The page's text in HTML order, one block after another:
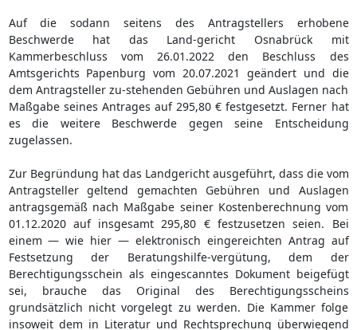
Auf die sodann seitens des Antragstellers erhobene
Beschwerde hat das Land-gericht Osnabrück mit
Kammerbeschluss vom 26.01.2022 den Beschluss des
Amtsgerichts Papenburg vom 20.07.2021 geändert und die
dem Antragsteller zu-stehenden Gebühren und Auslagen nach
Maßgabe seines Antrages auf 295,80 € festgesetzt. Ferner hat
es die weitere Beschwerde gegen seine Entscheidung
zugelassen.
Zur Begründung hat das Landgericht ausgeführt, dass die vom
Antragsteller geltend gemachten Gebühren und Auslagen
antragsgemäß nach Maßgabe seiner Kostenberechnung vom
01.12.2020 auf insgesamt 295,80 € festzusetzen seien. Bei
einem — wie hier — elektronisch eingereichten Antrag auf
Festsetzung der Beratungshilfe-vergütung, dem der
Berechtigungsschein als eingescanntes Dokument beigefügt
sei, brauche das Original des Berechtigungsscheins
grundsätzlich nicht vorgelegt zu werden. Die Kammer folge
insoweit dem in Literatur und Rechtsprechung überwiegend